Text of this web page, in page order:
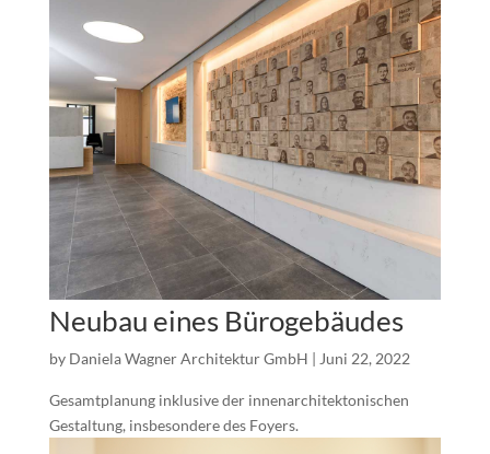
Neubau eines Bürogebäudes
by Daniela Wagner Architektur GmbH | Juni 22, 2022
Gesamtplanung inklusive der innenarchitektonischen
Gestaltung, insbesondere des Foyers.